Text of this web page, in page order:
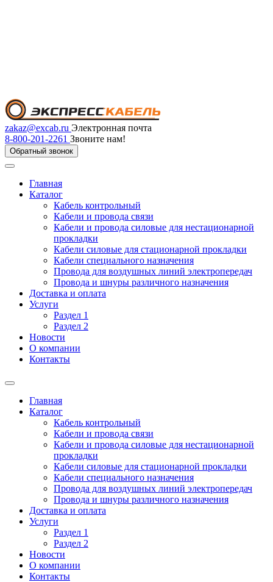
zakaz@excab.ru Электронная почта
8-800-201-2261 Звоните нам!
Обратный звонок
Главная
Каталог
Кабель контрольный
Кабели и провода связи
Кабели и провода силовые для нестационарной
прокладки
Кабели силовые для стационарной прокладки
Кабели специального назначения
Провода для воздушных линий электропередач
Провода и шнуры различного назначения
Доставка и оплата
Услуги
Раздел 1
Раздел 2
Новости
О компании
Контакты
Главная
Каталог
Кабель контрольный
Кабели и провода связи
Кабели и провода силовые для нестационарной
прокладки
Кабели силовые для стационарной прокладки
Кабели специального назначения
Провода для воздушных линий электропередач
Провода и шнуры различного назначения
Доставка и оплата
Услуги
Раздел 1
Раздел 2
Новости
О компании
Контакты